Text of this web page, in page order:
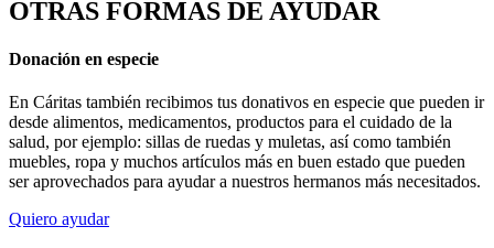
OTRAS FORMAS DE AYUDAR
Donación en especie
En Cáritas también recibimos tus donativos en especie que pueden ir
desde alimentos, medicamentos, productos para el cuidado de la
salud, por ejemplo: sillas de ruedas y muletas, así como también
muebles, ropa y muchos artículos más en buen estado que pueden
ser aprovechados para ayudar a nuestros hermanos más necesitados.
Quiero ayudar